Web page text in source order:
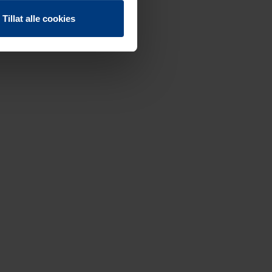
Tillat alle cookies